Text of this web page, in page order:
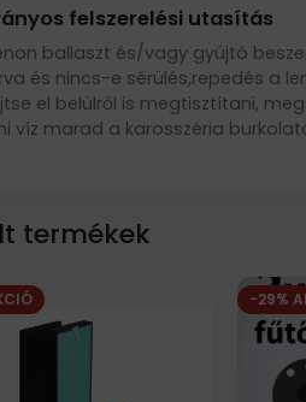
felszerelési utasítás
ballaszt és/vagy gyújtó
és nincs-e sérülés,repedés a
el belülről is megtisztítani,
víz marad a karosszéria
termékek
-29%